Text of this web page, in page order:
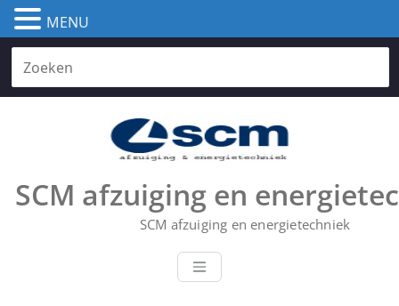
Skip
content
SCM afzuiging en
SCM afzuiging en energietechniek
MENU